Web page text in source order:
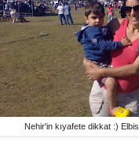
Nehir'in kıyafete dikkat :)